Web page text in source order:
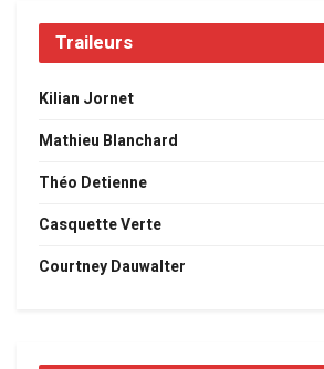
Traileurs
Kilian Jornet
Mathieu Blanchard
Théo Detienne
Casquette Verte
Courtney Dauwalter